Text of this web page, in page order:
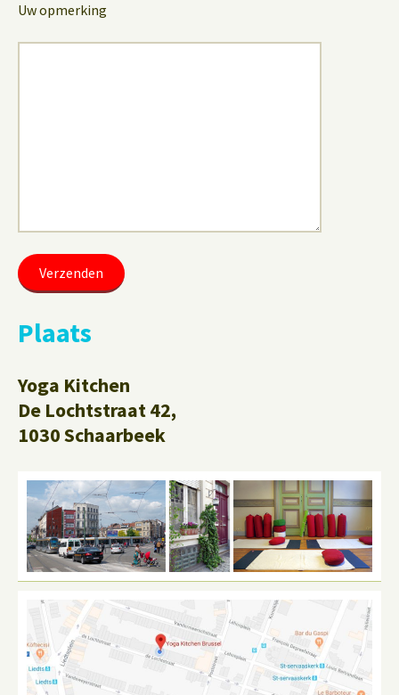
Uw opmerking
Plaats
Yoga Kitchen
De Lochtstraat 42,
1030 Schaarbeek